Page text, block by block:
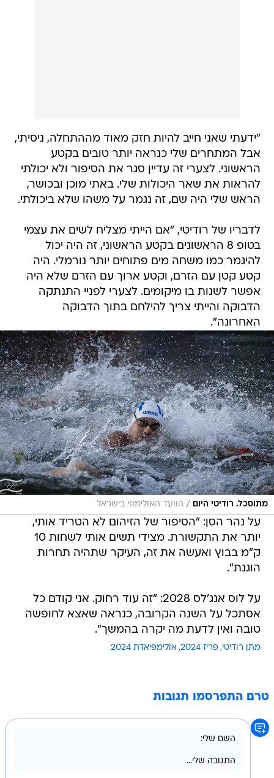
"ידעתי שאני חייב להיות חזק מאוד מההתחלה, ניסיתי,
אבל המתחרים שלי כנראה יותר טובים בקטע
הראשוני. לצערי זה עדיין סגר את הסיפור ולא יכולתי
להראות את שאר היכולות שלי. באתי מוכן ובכושר,
הראש שלי היה שם, זה נגמר על משהו שלא ביכולתי.
לדבריו של רודיטי, "אם הייתי מצליח לשים את עצמי
בטופ 8 הראשונים בקטע הראשוני, זה היה יכול
להיגמר כמו משחה מים פתוחים יותר נורמלי. היה
קטע קטן עם הזרם, וקטע ארוך עם הזרם שלא היה
אפשר לשנות בו מיקומים. לצערי לפניי התנתקה
הדבוקה והייתי צריך להילחם בתוך הדבוקה
האחרונה".
מתוסכל. רודיטי היום / הוועד האולימפי בישראל
על נהר הסן: "הסיפור של הזיהום לא הטריד אותי,
יותר את התקשורת. מצידי תשים אותי לשחות 10
ק"מ בבוץ ואעשה את זה, העיקר שתהיה תחרות
הוגנת".
על לוס אנג'לס 2028: "זה עוד רחוק. אני קודם כל
אסתכל על השנה הקרובה, כנראה שאצא לחופשה
טובה ואין לדעת מה יקרה בהמשך".
מתן רודיטי פריז 2024 אולימפיאדת 2024
טרם התפרסמו תגובות